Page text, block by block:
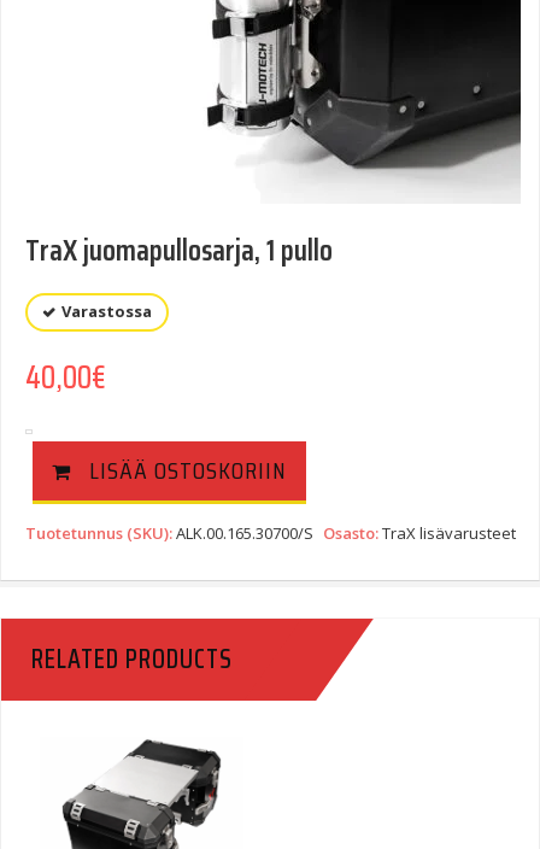
TraX juomapullosarja, 1 pullo
Varastossa
40,00€
LISÄÄ OSTOSKORIIN
Tuotetunnus (SKU):ALK.00.165.30700/S Osasto:TraX lisävarusteet
RELATED PRODUCTS